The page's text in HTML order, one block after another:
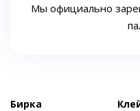
Мы официально
Бирка